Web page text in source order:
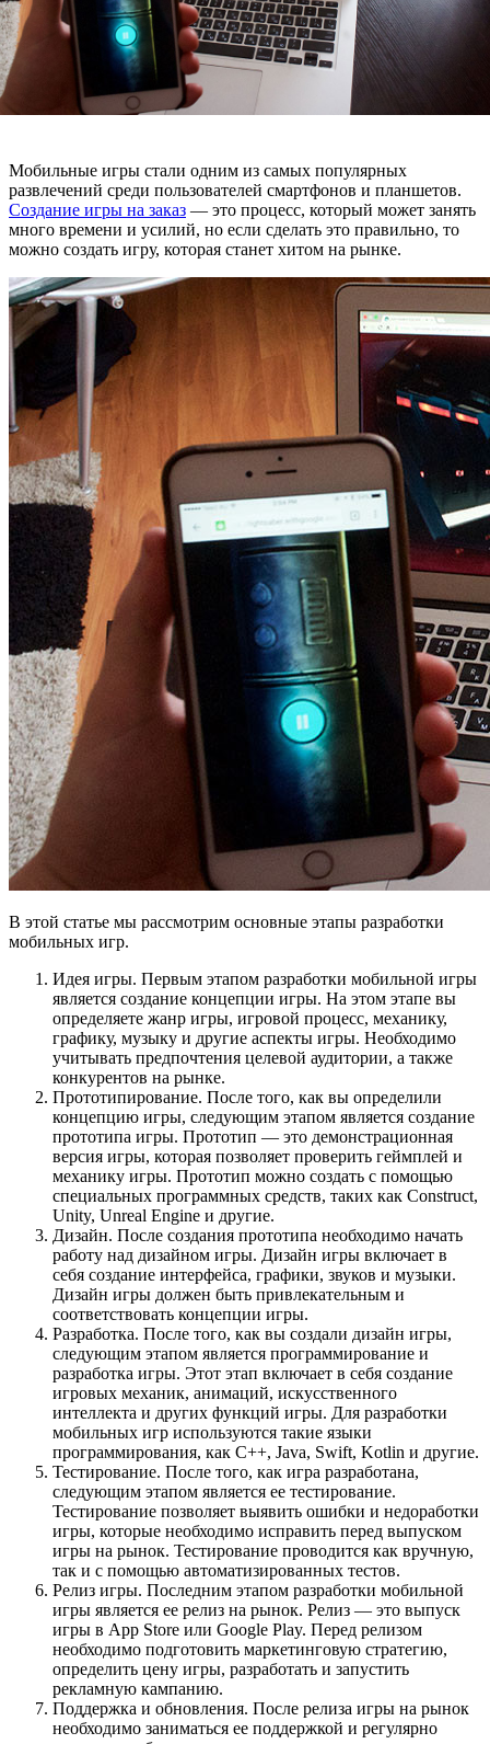
Мобильные игры стали одним из самых популярных
развлечений среди пользователей смартфонов и планшетов.
Создание игры на заказ — это процесс, который может занять
много времени и усилий, но если сделать это правильно, то
можно создать игру, которая станет хитом на рынке.
В этой статье мы рассмотрим основные этапы разработки
мобильных игр.
Идея игры. Первым этапом разработки мобильной игры
является создание концепции игры. На этом этапе вы
определяете жанр игры, игровой процесс, механику,
графику, музыку и другие аспекты игры. Необходимо
учитывать предпочтения целевой аудитории, а также
конкурентов на рынке.
Прототипирование. После того, как вы определили
концепцию игры, следующим этапом является создание
прототипа игры. Прототип — это демонстрационная
версия игры, которая позволяет проверить геймплей и
механику игры. Прототип можно создать с помощью
специальных программных средств, таких как Construct,
Unity, Unreal Engine и другие.
Дизайн. После создания прототипа необходимо начать
работу над дизайном игры. Дизайн игры включает в
себя создание интерфейса, графики, звуков и музыки.
Дизайн игры должен быть привлекательным и
соответствовать концепции игры.
Разработка. После того, как вы создали дизайн игры,
следующим этапом является программирование и
разработка игры. Этот этап включает в себя создание
игровых механик, анимаций, искусственного
интеллекта и других функций игры. Для разработки
мобильных игр используются такие языки
программирования, как C++, Java, Swift, Kotlin и другие.
Тестирование. После того, как игра разработана,
следующим этапом является ее тестирование.
Тестирование позволяет выявить ошибки и недоработки
игры, которые необходимо исправить перед выпуском
игры на рынок. Тестирование проводится как вручную,
так и с помощью автоматизированных тестов.
Релиз игры. Последним этапом разработки мобильной
игры является ее релиз на рынок. Релиз — это выпуск
игры в App Store или Google Play. Перед релизом
необходимо подготовить маркетинговую стратегию,
определить цену игры, разработать и запустить
рекламную кампанию.
Поддержка и обновления. После релиза игры на рынок
необходимо заниматься ее поддержкой и регулярно